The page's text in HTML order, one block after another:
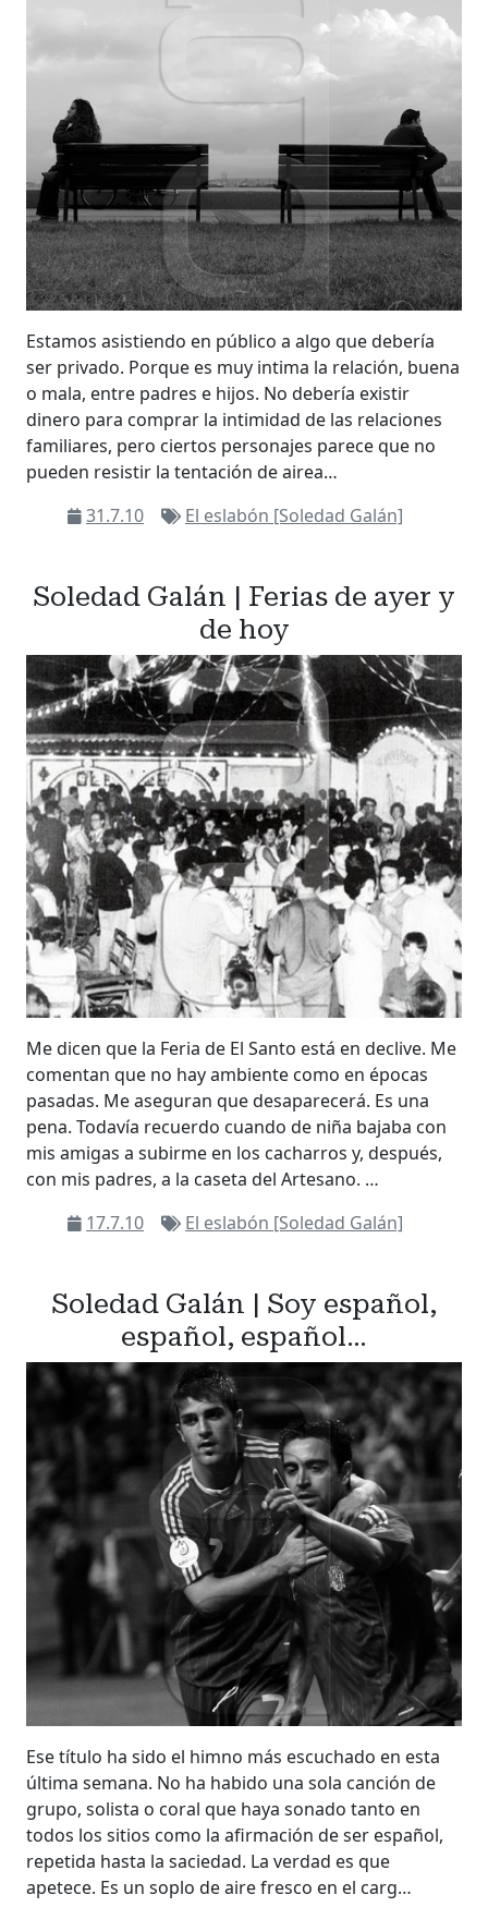
Estamos asistiendo en público a algo que debería
ser privado. Porque es muy intima la relación, buena
o mala, entre padres e hijos. No debería existir
dinero para comprar la intimidad de las relaciones
familiares, pero ciertos personajes parece que no
pueden resistir la tentación de airea…
31.7.10
El eslabón [Soledad Galán]
Soledad Galán | Ferias de ayer y
de hoy
Me dicen que la Feria de El Santo está en declive. Me
comentan que no hay ambiente como en épocas
pasadas. Me aseguran que desaparecerá. Es una
pena. Todavía recuerdo cuando de niña bajaba con
mis amigas a subirme en los cacharros y, después,
con mis padres, a la caseta del Artesano. …
17.7.10
El eslabón [Soledad Galán]
Soledad Galán | Soy español,
español, español…
Ese título ha sido el himno más escuchado en esta
última semana. No ha habido una sola canción de
grupo, solista o coral que haya sonado tanto en
todos los sitios como la afirmación de ser español,
repetida hasta la saciedad. La verdad es que
apetece. Es un soplo de aire fresco en el carg…